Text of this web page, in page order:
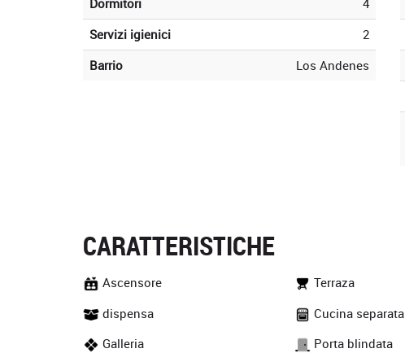
Dormitori
4
Servizi igienici
2
Barrio
Los Andenes
CARATTERISTICHE
Ascensore Terraza
dispensa
Cucina separata
Galleria
Porta blindata